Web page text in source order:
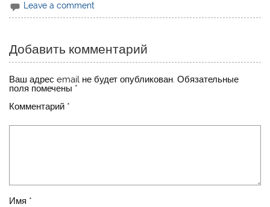
Leave a comment
Добавить комментарий
Ваш адрес email не будет опубликован. Обязательные
поля помечены *
Комментарий *
Имя *